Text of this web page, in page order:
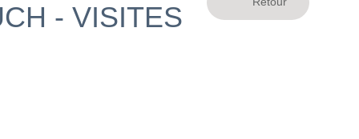
- VISITES